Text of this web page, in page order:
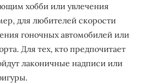
хобби или увлечения
для любителей скорости
гоночных автомобилей или
Для тех, кто предпочитает
лаконичные надписи или